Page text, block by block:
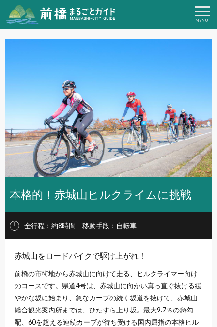
本格的！赤城山ヒルクライムに挑戦
全行程：約8時間 移動手段：自転車
赤城山をロードバイクで駆け上がれ！
前橋の市街地から赤城山に向けて走る、ヒルクライマー向け
のコースです。県道4号は、赤城山に向かい真っ直ぐ抜ける緩
やかな坂に始まり、急なカーブの続く坂道を抜けて、赤城山
総合観光案内所までは、ひたすら上り坂。最大9.7％の急勾
配、60を超える連続カーブが待ち受ける国内屈指の本格ヒル